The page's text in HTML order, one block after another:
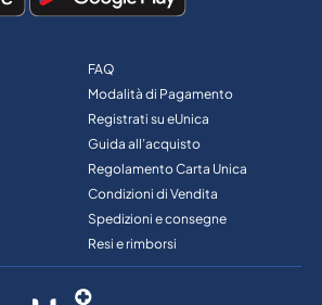
FAQ
Modalità di Pagamento
Registrati su eUnica
Guida all’acquisto
Regolamento Carta Unica
Condizioni di Vendita
Spedizioni e consegne
Resi e rimborsi